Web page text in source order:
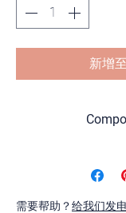
新增
Pink Sapphire
需要帮助？给我们发